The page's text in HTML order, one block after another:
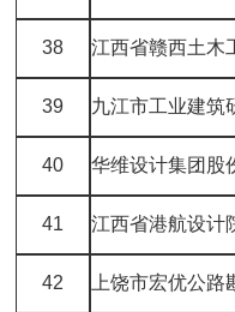
38 江西省赣西土木
39 九江市工业建筑
40 华维设计集团股
41 江西省港航设计
42 上饶市宏优公